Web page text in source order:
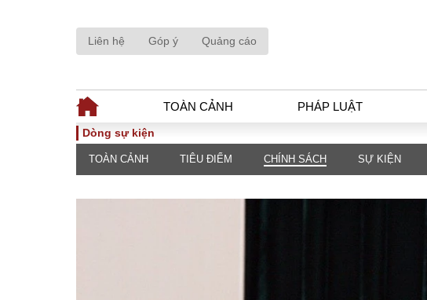
Liên hệ Góp ý Quảng cáo
TOÀN CẢNH PHÁP LUẬT
TOÀN CẢNH PHÁP LUẬT
Dòng sự kiện
TOÀN CẢNH TIÊU ĐIỂM CHÍNH SÁCH SỰ KIỆN